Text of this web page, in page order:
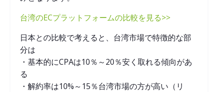
台湾のECプラットフォームの比較を見る>>
日本との比較で考えると、台湾市場で特徴的な部
分は
・基本的にCPAは10％～20％安く取れる傾向があ
る
・解約率は10%～15％台湾市場の方が高い（リ